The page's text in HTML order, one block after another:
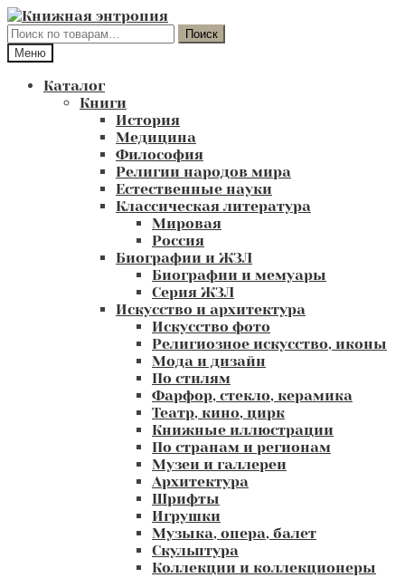
Перейти
к
навигации
Перейти
к
содержимому
Искать:
Поиск
Меню
Каталог
Книги
История
Медицина
Философия
Религии народов мира
Естественные науки
Классическая литература
Мировая
Россия
Биографии и ЖЗЛ
Биографии и мемуары
Серия ЖЗЛ
Искусство и архитектура
Искусство фото
Религиозное искусство, иконы
Мода и дизайн
По стилям
Фарфор, стекло, керамика
Театр, кино, цирк
Книжные иллюстрации
По странам и регионам
Музеи и галлереи
Архитектура
Шрифты
Игрушки
Музыка, опера, балет
Скульптура
Коллекции и коллекционеры